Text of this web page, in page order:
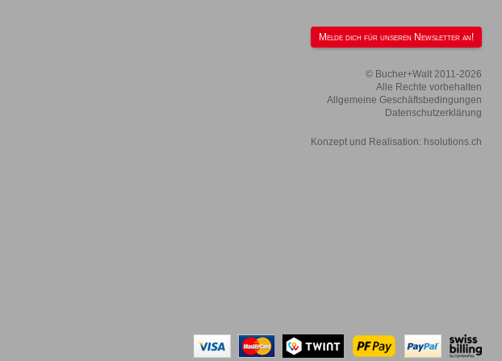
Melde dich für unseren Newsletter an!
© Bucher+Walt 2011-2026
Alle Rechte vorbehalten
Allgemeine Geschäftsbedingungen
Datenschutzerklärung
Konzept und Realisation: hsolutions.ch